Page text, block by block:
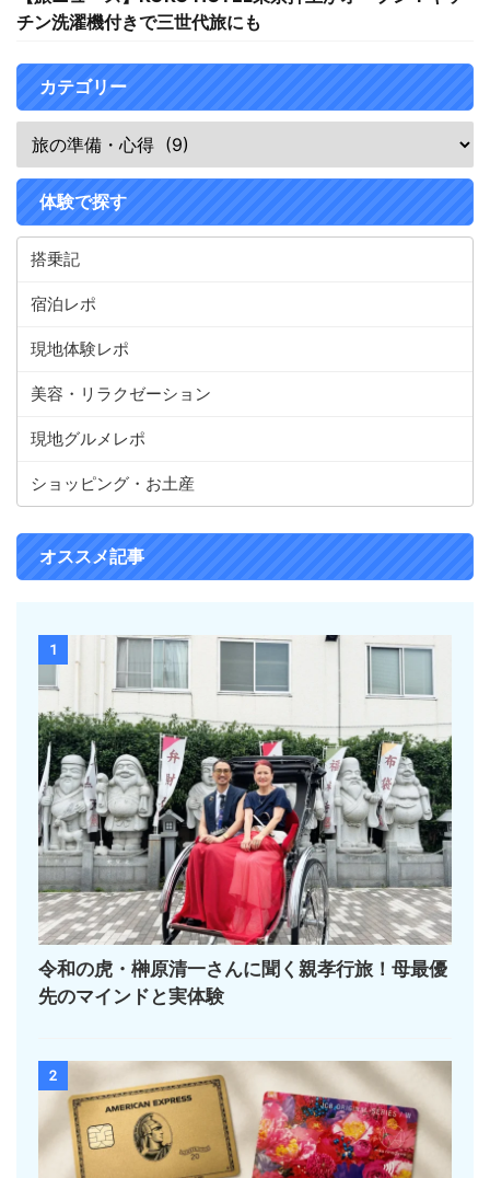
チン洗濯機付きで三世代旅にも
カテゴリー
体験で探す
搭乗記
宿泊レポ
現地体験レポ
美容・リラクゼーション
現地グルメレポ
ショッピング・お土産
オススメ記事
1
令和の虎・榊󠄀原清一さんに聞く親孝行旅！母最優
先のマインドと実体験
2